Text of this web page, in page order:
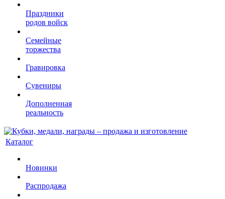
Праздники
родов войск
Семейные
торжества
Гравировка
Сувениры
Дополненная
реальность
Каталог
Новинки
Распродажа